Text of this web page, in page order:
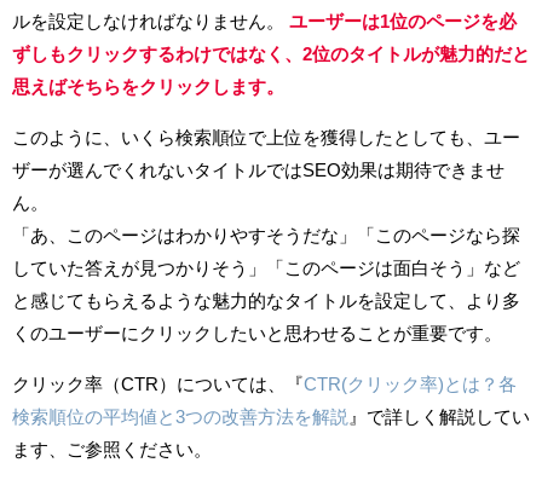
ルを設定しなければなりません。 ユーザーは1位のページを必
ずしもクリックするわけではなく、2位のタイトルが魅力的だと
思えばそちらをクリックします。
このように、いくら検索順位で上位を獲得したとしても、ユー
ザーが選んでくれないタイトルではSEO効果は期待できませ
ん。
「あ、このページはわかりやすそうだな」「このページなら探
していた答えが見つかりそう」「このページは面白そう」など
と感じてもらえるような魅力的なタイトルを設定して、より多
くのユーザーにクリックしたいと思わせることが重要です。
クリック率（CTR）については、『CTR(クリック率)とは？各
検索順位の平均値と3つの改善方法を解説 』で詳しく解説してい
ます、ご参照ください。